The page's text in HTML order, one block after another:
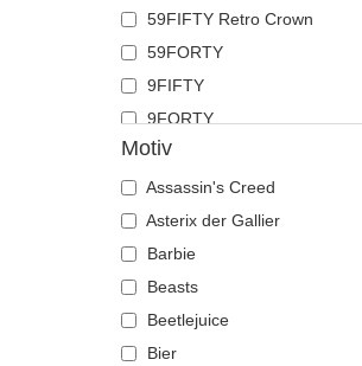
Hahn
Hai
Hirsch
Hund
Katze
Kojote
Krabbe
Krähe
Krokodil
Kuh
Küken
59FIFTY Retro Crown
59FORTY
9FIFTY
9FORTY
9FORTY APEX
9FORTY M-Crown
9SEVENTY
9TWENTY
A Frame
Casual Classic
E Frame
Motiv
Assassin's Creed
Asterix der Gallier
Barbie
Beasts
Beetlejuice
Bier